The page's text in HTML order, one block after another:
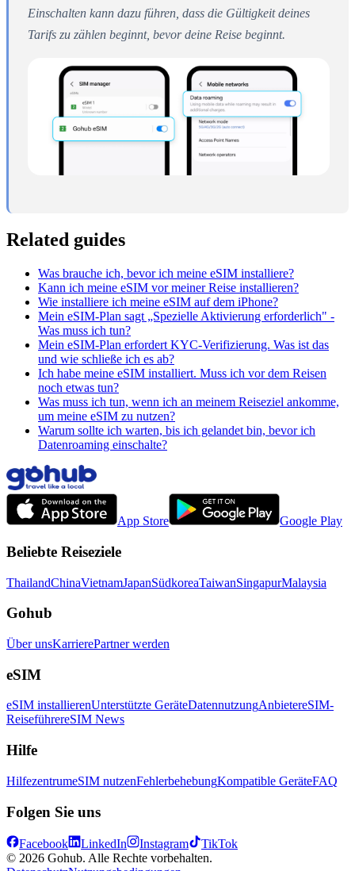
Einschalten kann dazu führen, dass die Gültigkeit deines
Tarifs zu zählen beginnt, bevor deine Reise beginnt.
Related guides
Was brauche ich, bevor ich meine eSIM installiere?
Kann ich meine eSIM vor meiner Reise installieren?
Wie installiere ich meine eSIM auf dem iPhone?
Mein eSIM-Plan sagt „Spezielle Aktivierung erforderlich" -
Was muss ich tun?
Mein eSIM-Plan erfordert KYC-Verifizierung. Was ist das
und wie schließe ich es ab?
Ich habe meine eSIM installiert. Muss ich vor dem Reisen
noch etwas tun?
Was muss ich tun, wenn ich an meinem Reiseziel ankomme,
um meine eSIM zu nutzen?
Warum sollte ich warten, bis ich gelandet bin, bevor ich
Datenroaming einschalte?
App Store Google Play
Beliebte Reiseziele
ThailandChinaVietnamJapanSüdkoreaTaiwanSingapurMalaysia
Gohub
Über unsKarrierePartner werden
eSIM
eSIM installierenUnterstützte GeräteDatennutzungAnbietereSIM-
ReiseführereSIM News
Hilfe
HilfezentrumeSIM nutzenFehlerbehebungKompatible GeräteFAQ
Folgen Sie uns
Facebook LinkedIn Instagram
TikTok
© 2026 Gohub. Alle Rechte vorbehalten.